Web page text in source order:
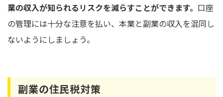
業の収入が知られるリスクを減らすことができます。 口座
の管理には十分な注意を払い、本業と副業の収入を混同し
ないようにしましょう。
副業の住民税対策